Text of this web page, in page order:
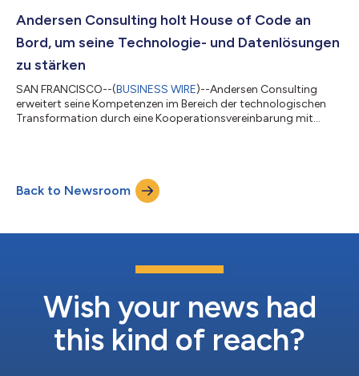
Wachstums-, Talent- und Investitionsmöglichkeiten in der
Türkei und auf internationalen Märkten suchen. Das Unter...
Andersen Consulting holt House of Code an
Bord, um seine Technologie- und Datenlösungen
zu stärken
SAN FRANCISCO--(BUSINESS WIRE)--Andersen Consulting
erweitert seine Kompetenzen im Bereich der technologischen
Transformation durch eine Kooperationsvereinbarung mit
hat. Das 2001 gegründete Unternehmen House of Code
entwickelt Softwarelösungen und bietet
Beratungsdienstleistungen für die Bereiche Energiehandel und
Back to Newsroom
Wish your news had
this kind of reach?